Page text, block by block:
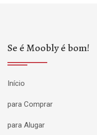
Se é Moobly é bom!
Início
para Comprar
para Alugar